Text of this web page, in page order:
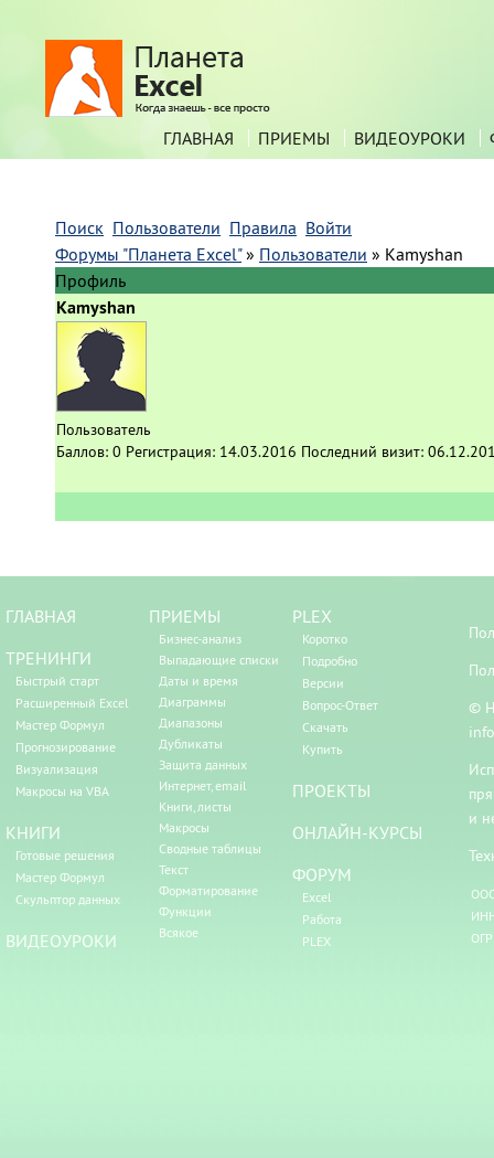
ГЛАВНАЯ ПРИЕМЫ ВИДЕОУРОКИ
Поиск Пользователи Правила Войти
Форумы "Планета Excel" » Пользователи » Kamyshan
Профиль
Kamyshan
Пользователь
Баллов: 0 Регистрация: 14.03.2016 Последний визит:
ГЛАВНАЯ
ТРЕНИНГИ
Быстрый старт
Расширенный Excel
Мастер Формул
Прогнозирование
Визуализация
Макросы на VBA
КНИГИ
Готовые решения
Мастер Формул
Скульптор данных
ВИДЕОУРОКИ
ПРИЕМЫ
Бизнес-анализ
Выпадающие списки
Даты и время
Диаграммы
Диапазоны
Дубликаты
Защита данных
Интернет, email
Книги, листы
Макросы
Сводные таблицы
Текст
Форматирование
Функции
Всякое
PLEX
Коротко
Подробно
Версии
Вопрос-Ответ
Скачать
Купить
ПРОЕКТЫ
ОНЛАЙН-КУРСЫ
ФОРУМ
Excel
Работа
PLEX
©
и